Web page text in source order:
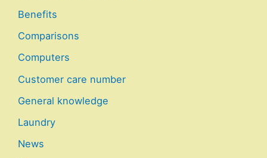
Benefits
Comparisons
Computers
Customer care number
General knowledge
Laundry
News